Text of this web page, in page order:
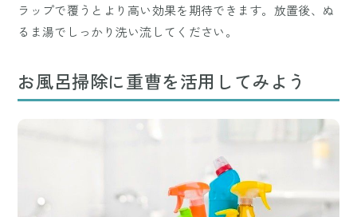
ラップで覆うとより高い効果を期待できます。放置後、ぬ
るま湯でしっかり洗い流してください。
お風呂掃除に重曹を活用してみよう